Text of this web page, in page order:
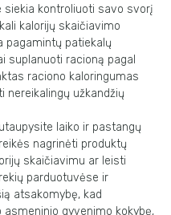
kontroliuoti savo svorį
kalorijų skaičiavimo
pagamintų patiekalų
suplanuoti racioną pagal
raciono kaloringumas
nereikalingų užkandžių
laiko ir pastangų
nagrinėti produktų
skaičiavimu ar leisti
parduotuvėse ir
atsakomybę, kad
gyvenimo kokybę,